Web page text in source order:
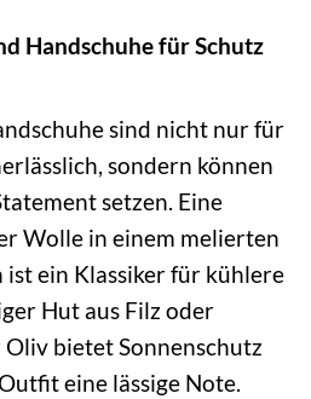
Handschuhe für Schutz
sind nicht nur für
sondern können
setzen. Eine
Wolle in einem melierten
ein Klassiker für kühlere
Hut aus Filz oder
Oliv bietet Sonnenschutz
eine lässige Note.